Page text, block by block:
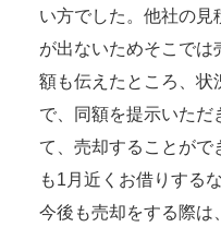
い方でした。他社の見
が出ないためそこでは
額も伝えたところ、状
で、同額を提示いただ
て、売却することがで
も1月近くお借りする
今後も売却をする際は